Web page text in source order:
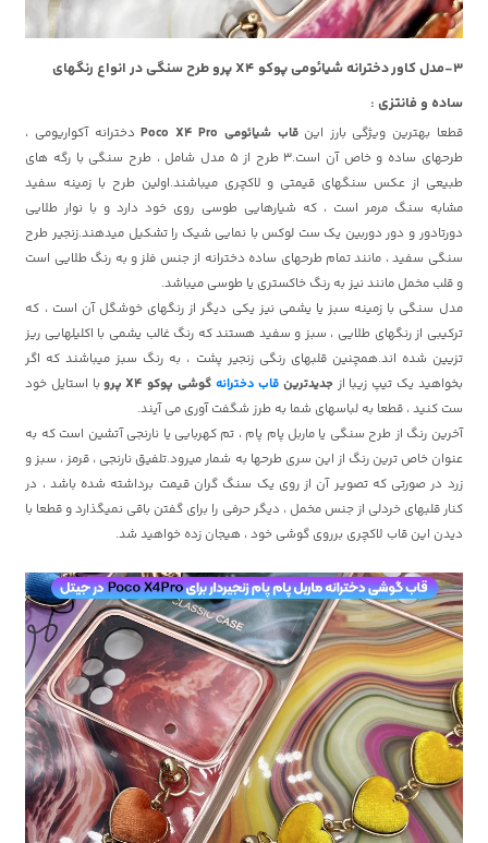
3-مدل کاور دخترانه شیائومی پوکو X4 پرو طرح سنگی در انواع رنگهای
ساده و فانتزی :
قطعا بهترین ویژگی بارز اینقاب شیائومی Poco X4 Pro
دخترانه آکواریومی ،
طرحهای ساده و خاص آن است.3 طرح از 5 مدل شامل ، طرح سنگی با رگه های
طبیعی از عکس سنگهای قیمتی و لاکچری میباشند.اولین طرح با زمینه سفید
مشابه سنگ مرمر است ، که شیارهایی طوسی روی خود دارد و با نوار طلایی
دورتادور و دور دوربین یک ست لوکس با نمایی شیک را تشکیل میدهند.زنجیر طرح
سنگی سفید ، مانند تمام طرحهای ساده دخترانه از جنس فلز و به رنگ طلایی است
و قلب مخمل مانند نیز به رنگ خاکستری یا طوسی میباشد.
مدل سنگی با زمینه سبز یا یشمی نیز یکی دیگر از رنگهای خوشگل آن است ، که
ترکیبی از رنگهای طلایی ، سبز و سفید هستند که رنگ غالب یشمی با اکلیلهایی ریز
تزیین شده اند.همچنین قلبهای رنگی زنجیر پشت ، به رنگ سبز میباشند که اگر
بخواهید یک تیپ زیبا از جدیدترین قاب دخترانه گوشی پوکو X4 پرو
با استایل خود
ست کنید ، قطعا به لباسهای شما به طرز شگفت آوری می آیند.
آخرین رنگ از طرح سنگی یا ماربل پام پام ، تم کهربایی یا نارنجی آتشین است که به
عنوان خاص ترین رنگ از این سری طرحها به شمار میرود.تلفیق نارنجی ، قرمز ، سبز و
زرد در صورتی که تصویر آن از روی یک سنگ گران قیمت برداشته شده باشد ، در
کنار قلبهای خردلی از جنس مخمل ، دیگر حرفی را برای گفتن باقی نمیگذارد و قطعا با
دیدن این قاب لاکچری برروی گوشی خود ، هیجان زده خواهید شد.